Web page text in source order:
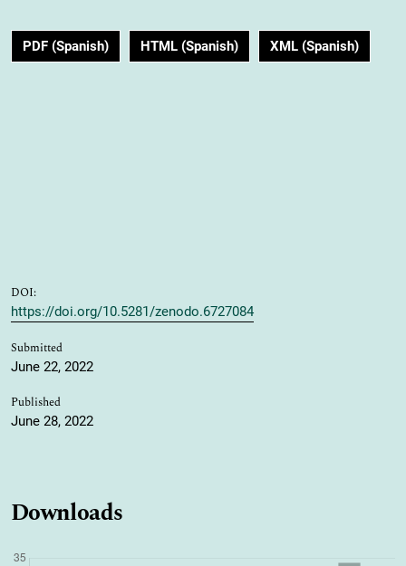
PDF (Spanish) HTML (Spanish) XML (Spanish)
DOI:
https://doi.org/10.5281/zenodo.6727084
Submitted
June 22, 2022
Published
June 28, 2022
Downloads